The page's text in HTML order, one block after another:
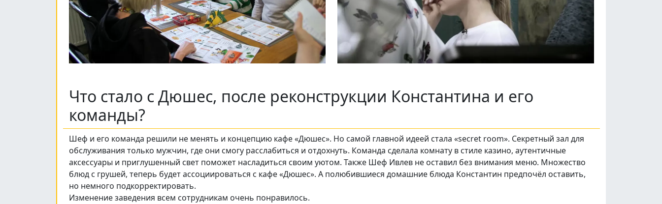
Что стало с Дюшес, после реконструкции Константина и его
команды?
Шеф и его команда решили не менять и концепцию кафе «Дюшес». Но самой главной идеей стала «secret room». Секретный зал для
обслуживания только мужчин, где они смогу расслабиться и отдохнуть. Команда сделала комнату в стиле казино, аутентичные
аксессуары и приглушенный свет поможет насладиться своим уютом. Также Шеф Ивлев не оставил без внимания меню. Множество
блюд с грушей, теперь будет ассоциироваться с кафе «Дюшес». А полюбившиеся домашние блюда Константин предпочёл оставить,
но немного подкорректировать.
Изменение заведения всем сотрудникам очень понравилось.